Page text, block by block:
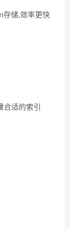
存储,效率更快
合适的索引